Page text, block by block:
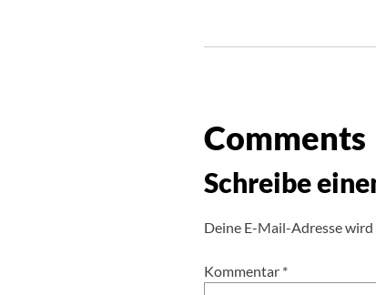
Comments
Schreibe
Deine E-Mail-Adresse
Kommentar *